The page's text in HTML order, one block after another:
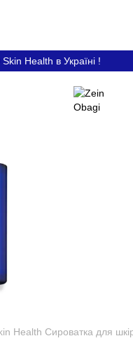
Health в Україні !
Health Сироватка для